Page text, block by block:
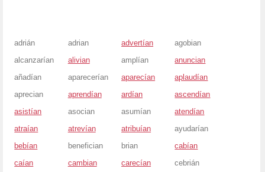
adrián adrian advertían
agobian
alcanzarían
alivian amplían
anuncian
añadían
aparecerían aparecían
aplaudían
aprecian
aprendían ardían
ascendían
asistían
asocian asumían
atendían
atraían
atrevían atribuían
ayudarían
bebían
benefician brian
cabían
caían
cambian carecían
cebrián